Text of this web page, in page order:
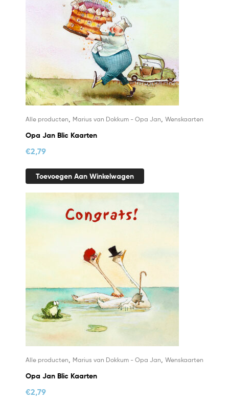
Alle producten Marius van Dokkum - Opa Jan Wenskaarten
Opa Jan Blic Kaarten
€2,79
Toevoegen Aan Winkelwagen
Alle producten Marius van Dokkum - Opa Jan Wenskaarten
Opa Jan Blic Kaarten
€2,79